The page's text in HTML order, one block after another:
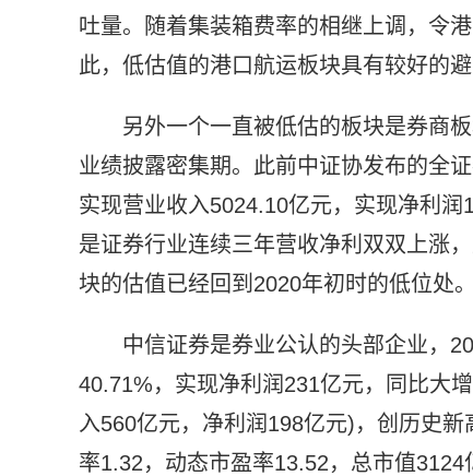
吐量。随着集装箱费率的相继上调，令
此，低估值的港口航运板块具有较好的避
另外一个一直被低估的板块是券商
业绩披露密集期。此前中证协发布的全
实现营业收入5024.10亿元，实现净利
是证券行业连续三年营收净利双双上涨
块的估值已经回到2020年初时的低位处。
中信证券是券业公认的头部企业，
40.71%，实现净利润231亿元，同比大
入560亿元，净利润198亿元)，创历史
率1.32，动态市盈率13.52，总市值